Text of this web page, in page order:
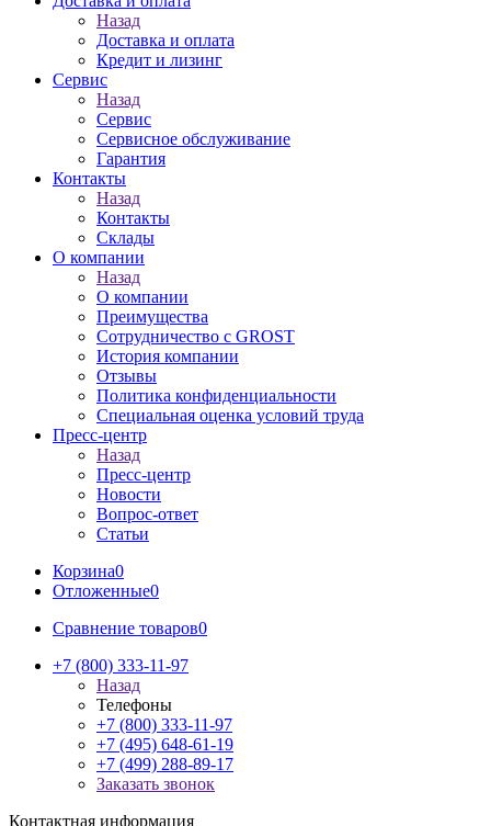
Назад
Доставка и оплата
Кредит и лизинг
Сервис
Назад
Сервис
Сервисное обслуживание
Гарантия
Контакты
Назад
Контакты
Склады
О компании
Назад
О компании
Преимущества
Сотрудничество с GROST
История компании
Отзывы
Политика конфиденциальности
Специальная оценка условий труда
Пресс-центр
Назад
Пресс-центр
Новости
Вопрос-ответ
Статьи
Корзина0
Отложенные0
Сравнение товаров0
+7 (800) 333-11-97
Назад
Телефоны
+7 (800) 333-11-97
+7 (495) 648-61-19
+7 (499) 288-89-17
Заказать звонок
Контактная информация